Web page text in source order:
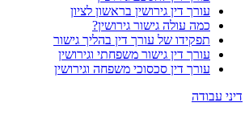
עורך דין גירושין בראשון לציון
כמה עולה גישור גירושין?
תפקידו של עורך דין בהליך גישור
עורך דין גישור משפחתי וגירושין
עורך דין סכסוכי משפחה וגירושין
דיני עבודה